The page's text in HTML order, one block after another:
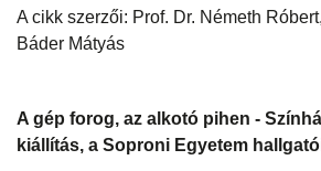
A cikk szerzői: Prof. Dr. Németh
Báder Mátyás
A gép forog, az alkotó pihen -
kiállítás, a Soproni Egyetem